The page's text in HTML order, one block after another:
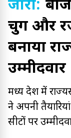
जारी:
चुग और
बनाया
उम्मीदवार
मध्य प्रदेश में
ने अपनी
सीटों पर